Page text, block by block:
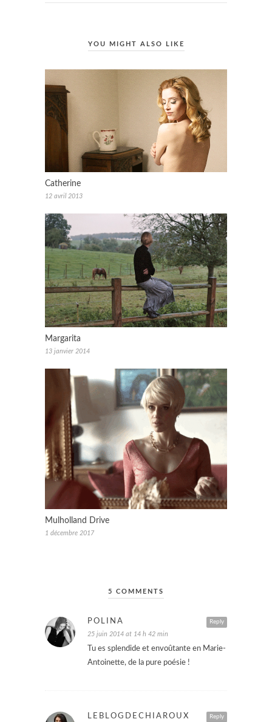
YOU MIGHT ALSO LIKE
Catherine
12 avril 2013
Margarita
13 janvier 2014
Mulholland Drive
1 décembre 2017
5 COMMENTS
Reply
POLINA
25 juin 2014 at 14 h 42 min
Tu es splendide et envoûtante en Marie-
Antoinette, de la pure poésie !
Reply
LEBLOGDECHIAROUX